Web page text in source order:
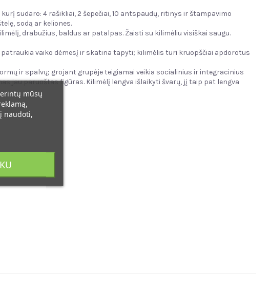
sudaro: 4 rašikliai, 2 šepečiai, 10 antspaudų, ritinys ir štampavimo
sodą ar keliones.
drabužius, baldus ar patalpas. Žaisti su kilimėliu visiškai saugu.
vaiko dėmesį ir skatina tapyti; kilimėlis turi kruopščiai apdorotus
ir spalvų; grojant grupėje teigiamai veikia socialinius ir integracinius
jau paruoštas figūras. Kilimėlį lengva išlaikyti švarų, jį taip pat lengva
mūsų
naudoti,